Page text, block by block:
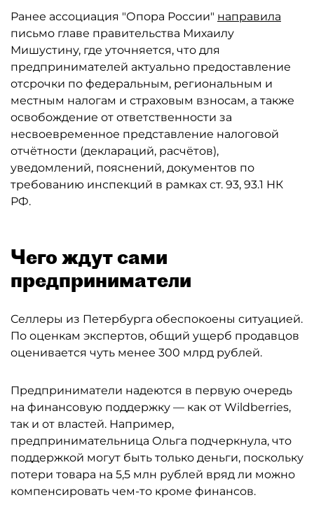
Ранее ассоциация "Опора России" направила
письмо главе правительства Михаилу
Мишустину, где уточняется, что для
предпринимателей актуально предоставление
отсрочки по федеральным, региональным и
местным налогам и страховым взносам, а также
освобождение от ответственности за
несвоевременное представление налоговой
отчётности (деклараций, расчётов),
уведомлений, пояснений, документов по
требованию инспекций в рамках ст. 93, 93.1 НК
РФ.
Чего ждут сами
предприниматели
Селлеры из Петербурга обеспокоены ситуацией.
По оценкам экспертов, общий ущерб продавцов
оценивается чуть менее 300 млрд рублей.
Предприниматели надеются в первую очередь
на финансовую поддержку — как от Wildberries,
так и от властей. Например,
предпринимательница Ольга подчеркнула, что
поддержкой могут быть только деньги, поскольку
потери товара на 5,5 млн рублей вряд ли можно
компенсировать чем-то кроме финансов.